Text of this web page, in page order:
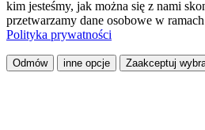
kim jesteśmy, jak można się z nami
przetwarzamy dane osobowe w
Polityka prywatności
Odmów inne opcje Zaakceptuj